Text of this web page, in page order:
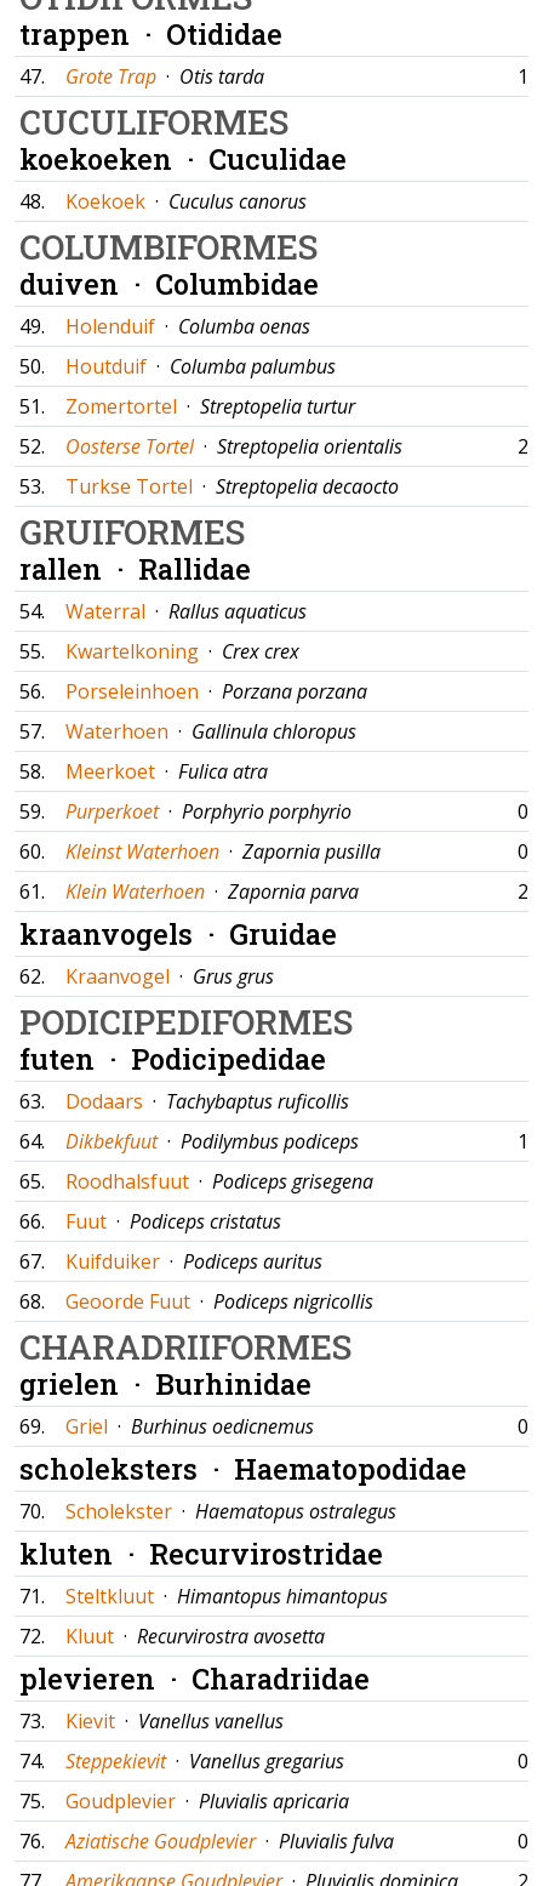
trappen · Otididae
47. Grote Trap · Otis tarda
CUCULIFORMES
koekoeken · Cuculidae
48. Koekoek · Cuculus canorus
COLUMBIFORMES
duiven · Columbidae
49. Holenduif · Columba oenas
50.
Houtduif · Columba palumbus
51.
Zomertortel · Streptopelia turtur
52.
Oosterse Tortel · Streptopelia orientalis
53.
Turkse Tortel · Streptopelia decaocto
GRUIFORMES
rallen · Rallidae
54. Waterral · Rallus aquaticus
55.
Kwartelkoning · Crex crex
56.
Porseleinhoen · Porzana porzana
57.
Waterhoen · Gallinula chloropus
58.
Meerkoet · Fulica atra
59.
Purperkoet · Porphyrio porphyrio
60.
Kleinst Waterhoen · Zapornia pusilla
61.
Klein Waterhoen · Zapornia parva
kraanvogels · Gruidae
62. Kraanvogel · Grus grus
PODICIPEDIFORMES
futen · Podicipedidae
63. Dodaars · Tachybaptus ruficollis
64.
Dikbekfuut · Podilymbus podiceps
65.
Roodhalsfuut · Podiceps grisegena
66.
Fuut · Podiceps cristatus
67.
Kuifduiker · Podiceps auritus
68.
Geoorde Fuut · Podiceps nigricollis
CHARADRIIFORMES
grielen · Burhinidae
69. Griel · Burhinus oedicnemus
scholeksters · Haematopodidae
70. Scholekster · Haematopus ostralegus
kluten · Recurvirostridae
71. Steltkluut · Himantopus himantopus
72.
Kluut · Recurvirostra avosetta
plevieren · Charadriidae
73. Kievit · Vanellus vanellus
74.
Steppekievit · Vanellus gregarius
75.
Goudplevier · Pluvialis apricaria
76.
Aziatische Goudplevier · Pluvialis fulva